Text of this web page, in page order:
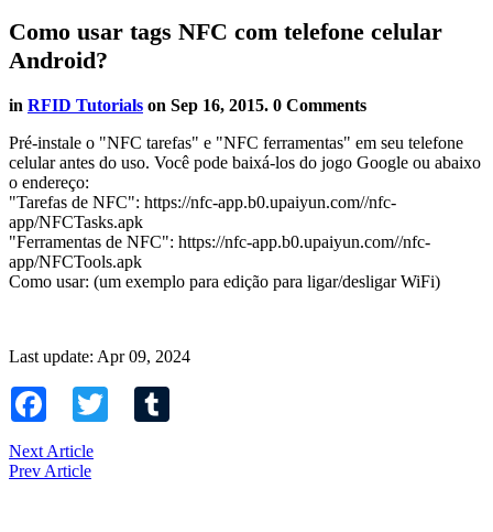
Como usar tags NFC com telefone celular
Android?
in RFID Tutorials on Sep 16, 2015. 0 Comments
Pré-instale o "NFC tarefas" e "NFC ferramentas" em seu telefone
celular antes do uso. Você pode baixá-los do jogo Google ou abaixo
o endereço:
"Tarefas de NFC": https://nfc-app.b0.upaiyun.com//nfc-
app/NFCTasks.apk
"Ferramentas de NFC": https://nfc-app.b0.upaiyun.com//nfc-
app/NFCTools.apk
Como usar: (um exemplo para edição para ligar/desligar WiFi)
Last update: Apr 09, 2024
Facebook Twitter
Next Article
Prev Article